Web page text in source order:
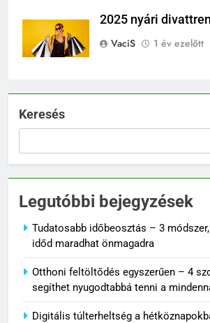
2025 nyári
VaciS
1 év ezelőtt
Keresés
Legutóbbi bejegyzések
Tudatosabb időbeosztás – 3
időd maradhat önmagadra
Otthoni feltöltődés egyszerűen – 4
segíthet nyugodtabbá tenni a
Digitális túlterheltség a